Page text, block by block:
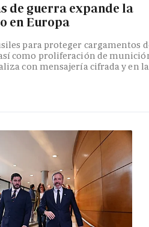
de guerra expande la
en Europa
para proteger cargamentos
como proliferación de
con mensajería cifrada y en la